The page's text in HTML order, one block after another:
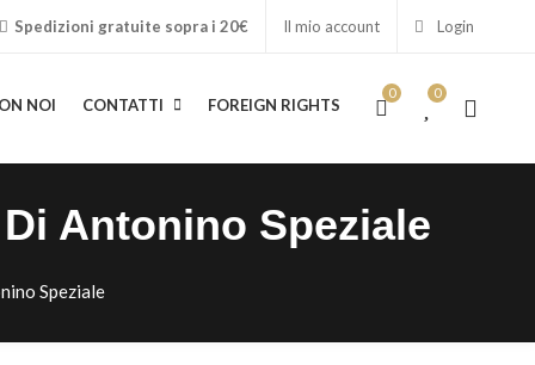
Spedizioni gratuite sopra i 20€ Il mio account Login
NOI CONTATTI FOREIGN RIGHTS
0 0
Antonino Speziale
Speziale